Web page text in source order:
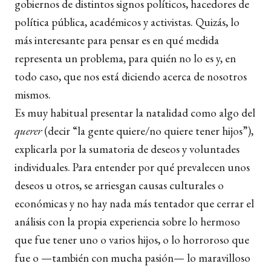
gobiernos de distintos signos políticos, hacedores de
política pública, académicos y activistas. Quizás, lo
más interesante para pensar es en qué medida
representa un problema, para quién no lo es y, en
todo caso, que nos está diciendo acerca de nosotros
mismos.
Es muy habitual presentar la natalidad como algo del
querer(decir “la gente quiere/no quiere tener hijos”),
explicarla por la sumatoria de deseos y voluntades
individuales. Para entender por qué prevalecen unos
deseos u otros, se arriesgan causas culturales o
económicas y no hay nada más tentador que cerrar el
análisis con la propia experiencia sobre lo hermoso
que fue tener uno o varios hijos, o lo horroroso que
fue o —también con mucha pasión— lo maravilloso